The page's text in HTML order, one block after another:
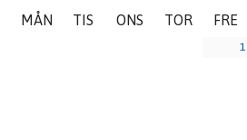
MÅN TIS ONS TOR FRE
1